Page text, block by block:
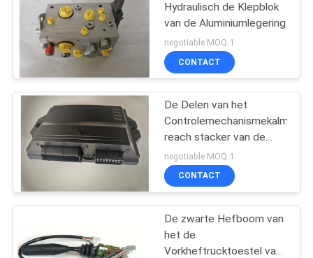
De Delen van de het
Bereikstapelaar van
CVS Ferrari
De Stapelaardelen
van het Hysterbereik
Hydraulisch de Klepblok
van de Aluminiumlegering
negotiable MOQ:1
CONTACT
De Delen van het
Controlemechanismekalmar
reach stacker van de
Brommaverspreider
negotiable MOQ:1
CONTACT
De zwarte Hefboom van
het de
Vorkheftrucktoestel van